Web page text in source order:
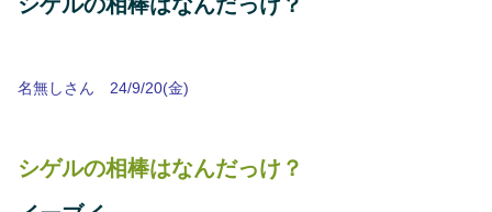
名無しさん 24/9/20(金)
シゲルの相棒はなんだっけ？